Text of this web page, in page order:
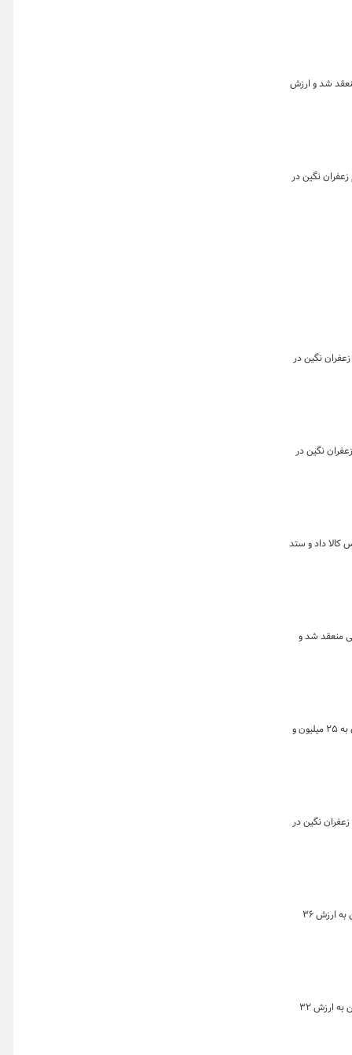
نشان می دهد که در هفته گذشته بیش از ۴۲ هزار قراردادآتی منعقد شد و ارزش
تفکیک بازارهای گواهی، آتی و صندوق نشان می دهد که در این روز تقریبا معادل ۱۳۶ کیلوگرم زعفران نگین در
بازارهای گواهی، آتی و صندوق نشان می دهد که روز گذشته تقریبا معادل ۲۲۸ کیلوگرم زعفران نگین در
بازارهای گواهی، آتی و صندوق نشان می دهد که روز گذشته تقریبا معادل ۱۰۰ کیلوگرم زعفران نگین در
۱۹۰ میلیارد تومان در بازار آتی بورس کالا داد و ستد
ماه نشان می دهد که در هفته گذشته بیش از ۷۴ هزار قراردادآتی منعقد شد و
خلاصه معاملات بازار زعفران در روز ۲۶ فروردین ماه به تفکیک بازارهای گواهی، آتی و صندوق نشان می‌دهد که حجم معاملات صندوق‌های مبتنی بر زعفران به ۲۵ میلیون و
تفکیک بازارهای گواهی، آتی و صندوق نشان می دهد که روز گذشته تقریبا معادل ۵۱۷ کیلوگرم زعفران نگین در
خلاصه معاملات بازار زعفران در روز ۲۴ فروردین ماه به تفکیک بازارهای گواهی، آتی و صندوق نشان می‌دهد که در این روز معادل ۳۲۶ کیلوگرم زعفران نگین به ارزش ۳۶
خلاصه معاملات بازار زعفران در روز ۲۳ فروردین ماه به تفکیک بازارهای گواهی، آتی و صندوق نشان می دهد که در این روز معادل ۲۷۶ کیلوگرم زعفران نگین به ارزش ۳۲